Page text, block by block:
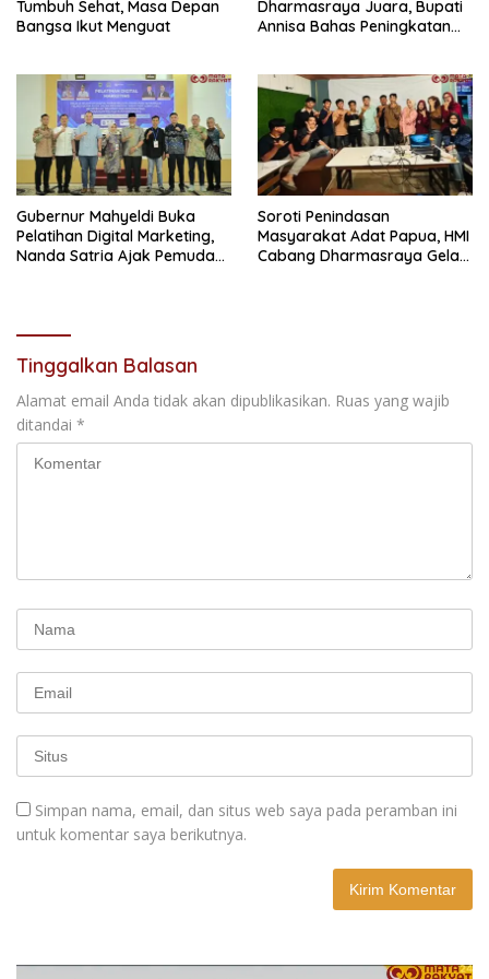
Tumbuh Sehat, Masa Depan
Bangsa Ikut Menguat
Dharmasraya Juara, Bupati
Annisa Bahas Peningkatan
Gubernur Mahyeldi Buka
Pelatihan Digital Marketing,
Nanda Satria Ajak Pemuda
Soroti Penindasan
Masyarakat Adat Papua, HMI
Cabang Dharmasraya Gelar
Tinggalkan Balasan
Alamat email Anda tidak akan dipublikasikan. Ruas yang wajib
ditandai *
Simpan nama, email, dan situs web saya pada peramban ini
untuk komentar saya berikutnya.